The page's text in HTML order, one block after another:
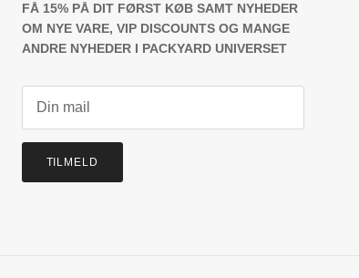
FÅ 15% PÅ DIT FØRST KØB SAMT NYHEDER
OM NYE VARE, VIP DISCOUNTS OG MANGE
ANDRE NYHEDER I PACKYARD UNIVERSET
TILMELD